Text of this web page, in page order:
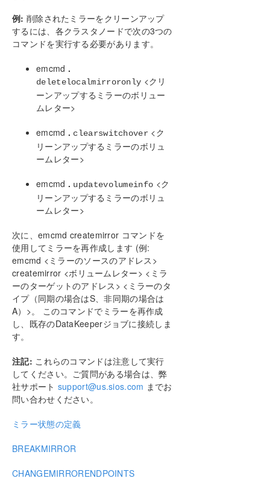
例: 削除されたミラーをクリーンアップ
するには、各クラスタノードで次の3つの
コマンドを実行する必要があります。
emcmd .
deletelocalmirroronly <クリ
ーンアップするミラーのボリュー
ムレター>
emcmd . clearswitchover<ク
リーンアップするミラーのボリュ
ームレター>
emcmd . updatevolumeinfo <ク
リーンアップするミラーのボリュ
ームレター>
次に、emcmd createmirror コマンドを
使用してミラーを再作成します (例:
emcmd <ミラーのソースのアドレス>
createmirror <ボリュームレター> <ミラ
ーのターゲットのアドレス> <ミラーのタ
イプ（同期の場合はS、非同期の場合は
A）>。 このコマンドでミラーを再作成
し、既存のDataKeeperジョブに接続しま
す。
注記: これらのコマンドは注意して実行
してください。ご質問がある場合は、弊
社サポート support@us.sios.com までお
問い合わせください。
ミラー状態の定義
BREAKMIRROR
CHANGEMIRRORENDPOINTS